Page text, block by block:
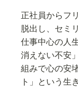
正社員からフ
脱出し、セミ
仕事中心の人
消えない不安
組みで心の安
ト」という生